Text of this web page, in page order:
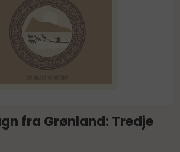
fra Grønland: Tredje